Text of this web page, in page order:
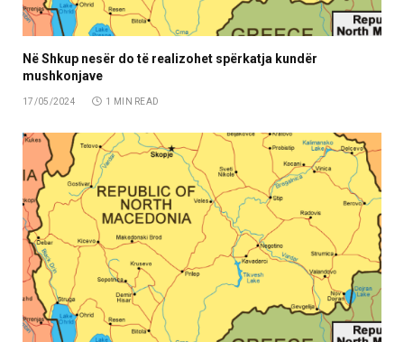
Në Shkup nesër do të realizohet spërkatja kundër
mushkonjave
17/05/2024 1 MIN READ